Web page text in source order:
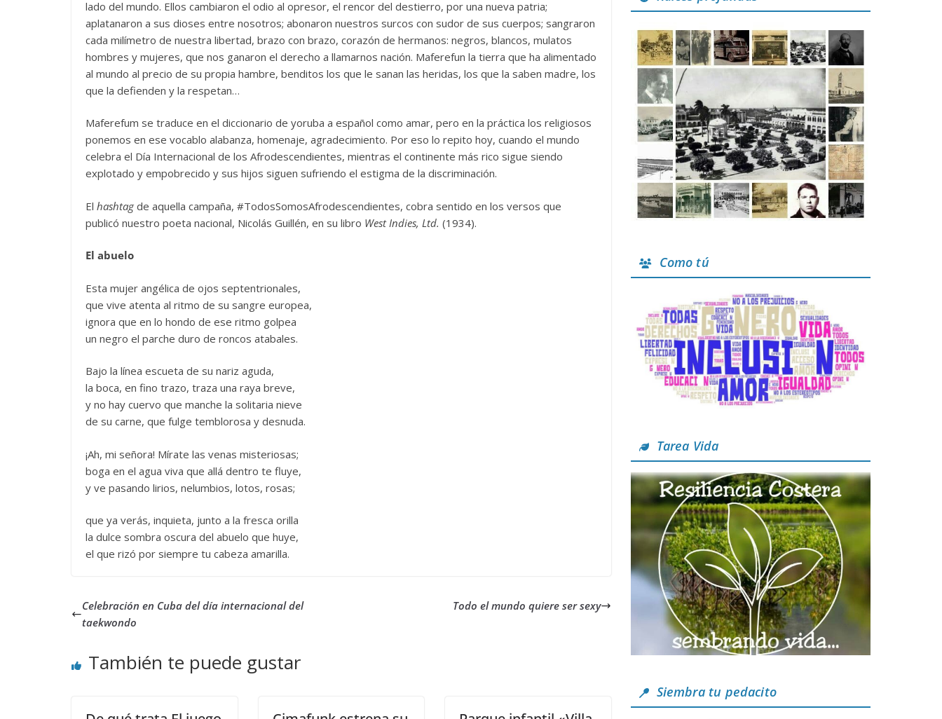
lado del mundo. Ellos cambiaron el odio al opresor, el rencor del destierro, por una nueva patria;
aplatanaron a sus dioses entre nosotros; abonaron nuestros surcos con sudor de sus cuerpos; sangraron
cada milímetro de nuestra libertad, brazo con brazo, corazón de hermanos: negros, blancos, mulatos
hombres y mujeres, que nos ganaron el derecho a llamarnos nación. Maferefun la tierra que ha alimentado
al mundo al precio de su propia hambre, benditos los que le sanan las heridas, los que la saben madre, los
que la defienden y la respetan…
Maferefum se traduce en el diccionario de yoruba a español como amar, pero en la práctica los religiosos
ponemos en ese vocablo alabanza, homenaje, agradecimiento. Por eso lo repito hoy, cuando el mundo
celebra el Día Internacional de los Afrodescendientes, mientras el continente más rico sigue siendo
explotado y empobrecido y sus hijos siguen sufriendo el estigma de la discriminación.
El hashtag de aquella campaña, #TodosSomosAfrodescendientes, cobra sentido en los versos que
publicó nuestro poeta nacional, Nicolás Guillén, en su libro West Indies, Ltd. (1934).
El abuelo
Esta mujer angélica de ojos septentrionales,
que vive atenta al ritmo de su sangre europea,
ignora que en lo hondo de ese ritmo golpea
un negro el parche duro de roncos atabales.
Bajo la línea escueta de su nariz aguda,
la boca, en fino trazo, traza una raya breve,
y no hay cuervo que manche la solitaria nieve
de su carne, que fulge temblorosa y desnuda.
¡Ah, mi señora! Mírate las venas misteriosas;
boga en el agua viva que allá dentro te fluye,
y ve pasando lirios, nelumbios, lotos, rosas;
que ya verás, inquieta, junto a la fresca orilla
la dulce sombra oscura del abuelo que huye,
el que rizó por siempre tu cabeza amarilla.
Celebración en Cuba del día internacional del
taekwondo
Todo el mundo quiere ser sexy
También te puede gustar
Como tú
Tarea Vida
Siembra tu pedacito